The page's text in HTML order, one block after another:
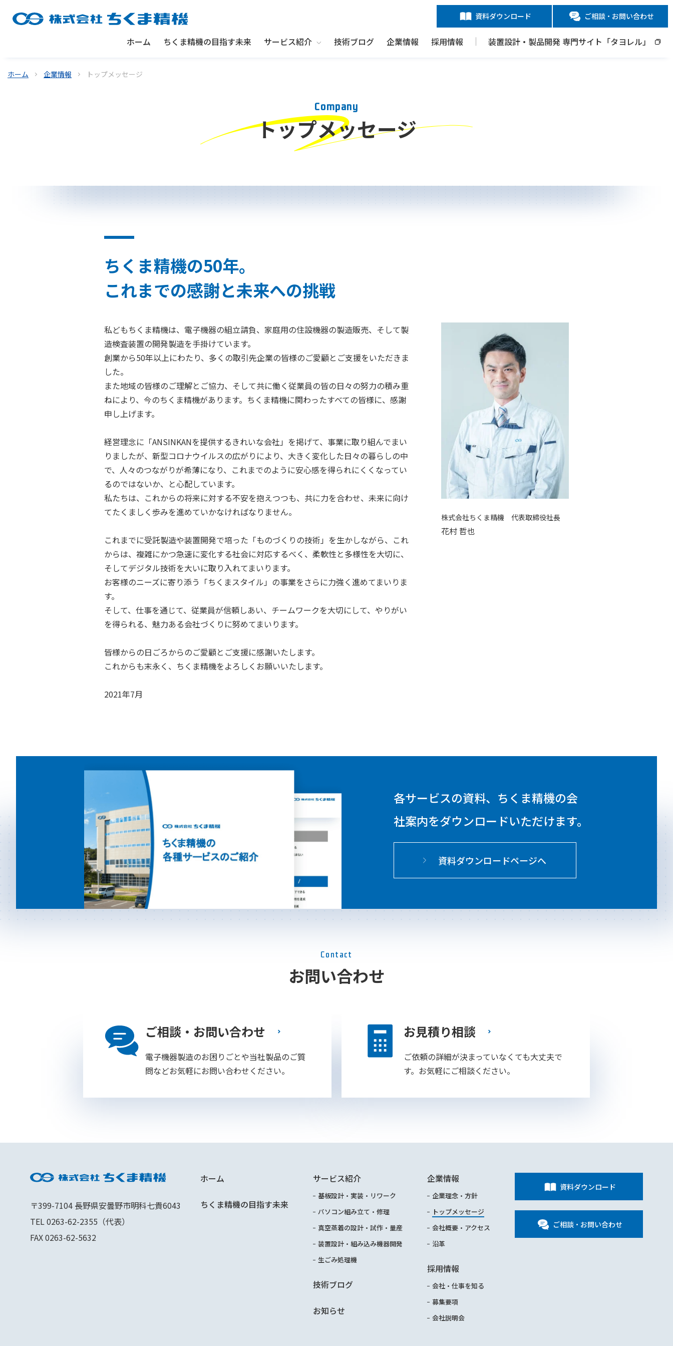
資料ダウンロード ご相談・お問い合わせ
ホーム ちくま精機の目指す未来 サービス紹介
Show submenu for サービス紹介
技術ブログ 企業情報 採用情報 装置設計・製品開発 専門サイト「タヨレル」
ホーム 企業情報 トップメッセージ
Company
トップメッセージ
ちくま精機の50年。
これまでの感謝と未来への挑戦
株式会社ちくま精機 代表取締役社長
花村 哲也
私どもちくま精機は、電子機器の組立請負、家庭用の住設機器の製造販売、そして製
造検査装置の開発製造を手掛けています。
創業から50年以上にわたり、多くの取引先企業の皆様のご愛顧とご支援をいただきま
した。
また地域の皆様のご理解とご協力、そして共に働く従業員の皆の日々の努力の積み重
ねにより、今のちくま精機があります。ちくま精機に関わったすべての皆様に、感謝
申し上げます。
経営理念に「ANSINKANを提供するきれいな会社」を掲げて、事業に取り組んでまい
りましたが、新型コロナウイルスの広がりにより、大きく変化した日々の暮らしの中
で、人々のつながりが希薄になり、これまでのように安心感を得られにくくなってい
るのではないか、と心配しています。
私たちは、これからの将来に対する不安を抱えつつも、共に力を合わせ、未来に向け
てたくましく歩みを進めていかなければなりません。
これまでに受託製造や装置開発で培った「ものづくりの技術」を生かしながら、これ
からは、複雑にかつ急速に変化する社会に対応するべく、柔軟性と多様性を大切に、
そしてデジタル技術を大いに取り入れてまいります。
お客様のニーズに寄り添う「ちくまスタイル」の事業をさらに力強く進めてまいりま
す。
そして、仕事を通じて、従業員が信頼しあい、チームワークを大切にして、やりがい
を得られる、魅力ある会社づくりに努めてまいります。
皆様からの日ごろからのご愛顧とご支援に感謝いたします。
これからも末永く、ちくま精機をよろしくお願いいたします。
2021年7月
各サービスの資料、ちくま精機の会
社案内をダウンロードいただけます。
資料ダウンロードページへ
Contact
お問い合わせ
ご相談・お問い合わせ
電子機器製造のお困りごとや当社製品のご質
問などお気軽にお問い合わせください。
お見積り相談
ご依頼の詳細が決まっていなくても大丈夫で
す。お気軽にご相談ください。
ホーム
ちくま精機の目指す未来
サービス紹介
基板設計・実装・リワーク
パソコン組み立て・修理
真空蒸着の設計・試作・量産
装置設計・組み込み機器開発
生ごみ処理機
技術ブログ
お知らせ
企業情報
企業理念・方針
トップメッセージ
会社概要・アクセス
沿革
採用情報
会社・仕事を知る
募集要項
会社説明会
資料ダウンロード
ご相談・お問い合わせ
〒399-7104 長野県安曇野市明科七貴6043
TEL 0263-62-2355（代表）
FAX 0263-62-5632